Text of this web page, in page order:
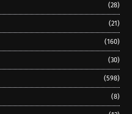
(28)
(21)
(160)
(30)
(598)
(8)